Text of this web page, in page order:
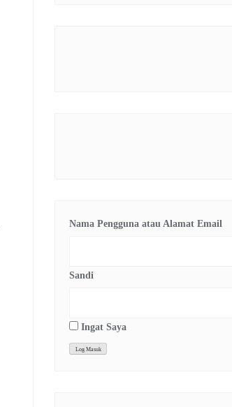
Nama Pengguna atau Alamat Email
Sandi
Ingat Saya